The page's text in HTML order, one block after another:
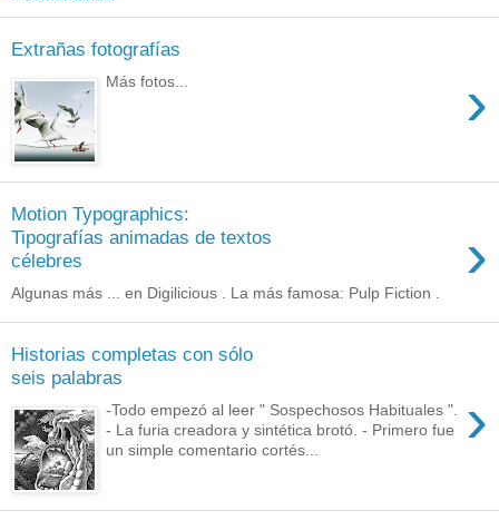
Extrañas fotografías
›
Más fotos...
Motion Typographics:
Tipografías animadas de textos
célebres
›
Algunas más ... en Digilicious . La más famosa: Pulp Fiction .
Historias completas con sólo
seis palabras
›
-Todo empezó al leer " Sospechosos Habituales ".
- La furia creadora y sintética brotó. - Primero fue
un simple comentario cortés...